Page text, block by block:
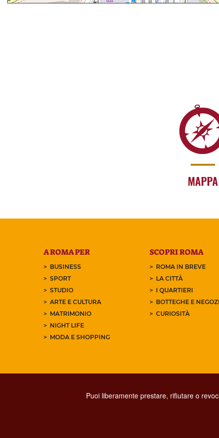
MAPPA
A ROMA PER
BUSINESS
SPORT
STUDIO
ARTE E CULTURA
MATRIMONIO
NIGHT LIFE
MODA E SHOPPING
SCOPRI ROMA
ROMA IN BREVE
LA CITTÀ
I QUARTIERI
BOTTEGHE E
CURIOSITÀ
Puoi liberamente prestare, rifiutare o